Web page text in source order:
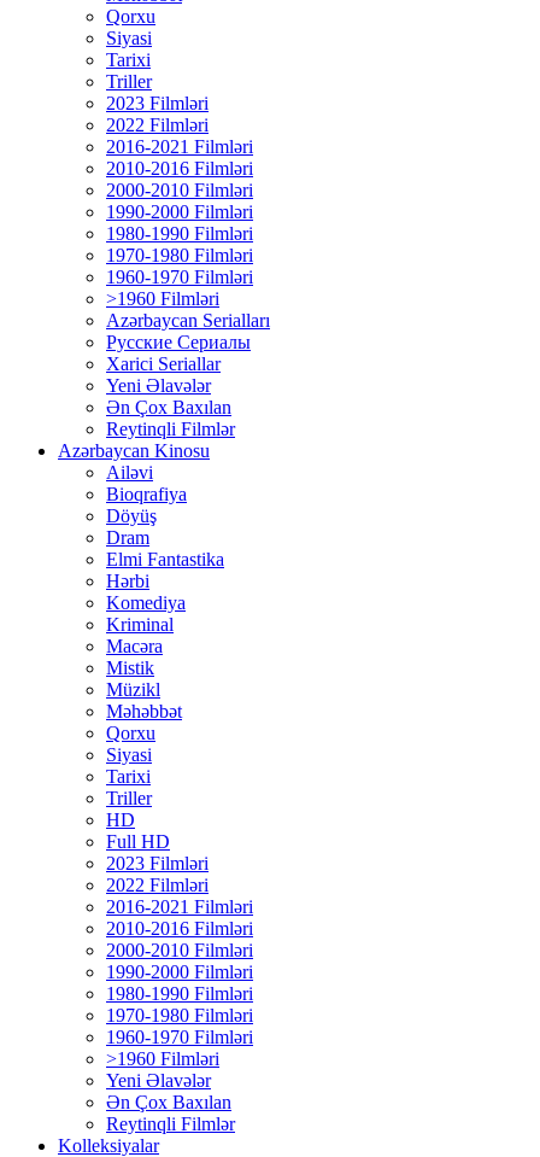
Qorxu
Siyasi
Tarixi
Triller
2023 Filmləri
2022 Filmləri
2016-2021 Filmləri
2010-2016 Filmləri
2000-2010 Filmləri
1990-2000 Filmləri
1980-1990 Filmləri
1970-1980 Filmləri
1960-1970 Filmləri
>1960 Filmləri
Azərbaycan Serialları
Русские Сериалы
Xarici Seriallar
Yeni Əlavələr
Ən Çox Baxılan
Reytinqli Filmlər
Azərbaycan Kinosu
Ailəvi
Bioqrafiya
Döyüş
Dram
Elmi Fantastika
Hərbi
Komediya
Kriminal
Macəra
Mistik
Müzikl
Məhəbbət
Qorxu
Siyasi
Tarixi
Triller
HD
Full HD
2023 Filmləri
2022 Filmləri
2016-2021 Filmləri
2010-2016 Filmləri
2000-2010 Filmləri
1990-2000 Filmləri
1980-1990 Filmləri
1970-1980 Filmləri
1960-1970 Filmləri
>1960 Filmləri
Yeni Əlavələr
Ən Çox Baxılan
Reytinqli Filmlər
Kolleksiyalar